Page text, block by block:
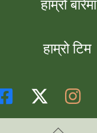
हाम्रो बारेमा
हाम्रो टिम
Back